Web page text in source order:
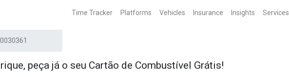
Time Tracker Platforms Vehicles Insurance Insights Services
peça já o seu Cartão de Combustível Grátis!